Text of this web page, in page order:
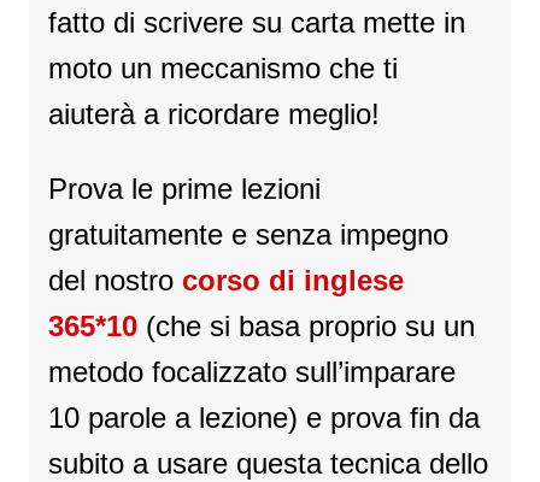
fatto di scrivere su carta mette in
moto un meccanismo che ti
aiuterà a ricordare meglio!
Prova le prime lezioni
gratuitamente e senza impegno
del nostro corso di inglese
365*10 (che si basa proprio su un
metodo focalizzato sull’imparare
10 parole a lezione) e prova fin da
subito a usare questa tecnica dello